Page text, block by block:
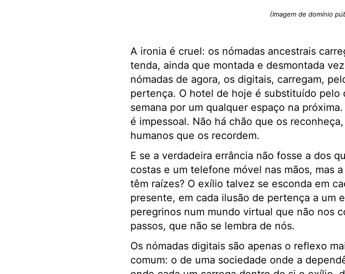
(Imagem de domínio
A ironia é cruel: os nómadas ancestrais
tenda, ainda que montada e desmontada
nómadas de agora, os digitais, carregam,
pertença. O hotel de hoje é substituído pelo
semana por um qualquer espaço na
é impessoal. Não há chão que os
humanos que os recordem.
E se a verdadeira errância não fosse a dos
costas e um telefone móvel nas mãos, mas
têm raízes? O exílio talvez se esconda em
presente, em cada ilusão de pertença a um
peregrinos num mundo virtual que não nos
passos, que não se lembra de nós.
Os nómadas digitais são apenas o reflexo
comum: o de uma sociedade onde a